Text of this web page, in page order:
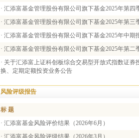
· 汇添富基金管理股份有限公司旗下基金2025年第四
· 汇添富基金管理股份有限公司旗下基金2025年第三
· 汇添富基金管理股份有限公司旗下基金2025年中期
· 汇添富基金管理股份有限公司旗下基金2025年第二
· 关于汇添富上证科创板综合交易型开放式指数证
换、定期定额投资业务公告
风险评级报告
标 题
· 汇添富基金风险评价结果（2026年6月）
· 汇添富基金风险评级结果（2026年3月）